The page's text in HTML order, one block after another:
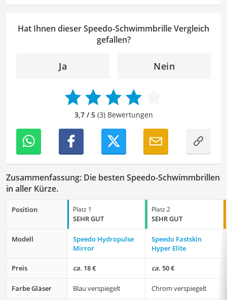
geschriebenen Wort als Lektorin bei VGL in unsere Texte
einfließen zu lassen. Mit meinem Auge für
ich unser Redaktionsteam dabei, qualitativ hochwertige
meinen Wissensschatz immer mehr zu erweitern und
mich täglich mit den verschiedensten Themen
auseinanderzusetzen.
Hat Ihnen dieser Speedo-Schwimmbrille Vergleich
gefallen?
Ja Nein
3,7 / 5(3) Bewertungen
Zusammenfassung: Die besten Speedo-Schwimmbrillen
in aller Kürze.
Position Platz 1
SEHR GUT
Platz 2
SEHR GUT
Modell
Speedo Hydropulse
Mirror
Speedo Fastskin
Hyper Elite
Preis ca. 18 € ca. 50 €
Farbe Gläser Blau verspiegelt Chrom verspiegelt